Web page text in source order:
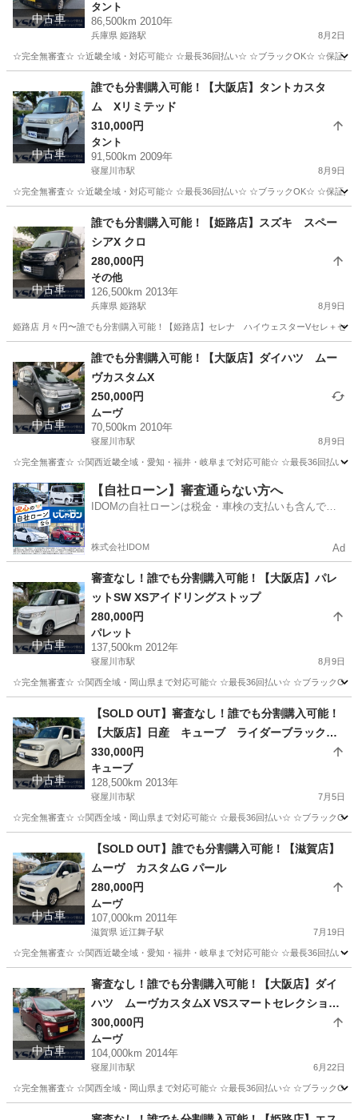
中古車
タント
86,500km 2010年
兵庫県 姫路駅 8月2日
☆完全無審査☆ ☆近畿全域・対応可能☆ ☆最長36回払い☆ ☆ブラックOK☆ ☆保証人
姫路駅 タント 車両
中古車
誰でも分割購入可能！【大阪店】タントカスタ
ム Xリミテッド
310,000円
タント
91,500km 2009年
寝屋川市駅 8月9日
☆完全無審査☆ ☆近畿全域・対応可能☆ ☆最長36回払い☆ ☆ブラックOK☆ ☆保証人
寝屋川市駅 タント 車両
中古車
誰でも分割購入可能！【姫路店】スズキ スペー
シアX クロ
280,000円
その他
126,500km 2013年
兵庫県 姫路駅 8月9日
姫路店 月々円〜誰でも分割購入可能！【姫路店】セレナ ハイウェスターVセレ
姫路駅 その他 車両
中古車
誰でも分割購入可能！【大阪店】ダイハツ ムー
ヴカスタムX
250,000円
ムーヴ
70,500km 2010年
寝屋川市駅 8月9日
☆完全無審査☆ ☆関西近畿全域・愛知・福井・岐阜まで対応可能☆ ☆最長36回払
大阪 寝屋川市 寝屋川市駅 ムーヴ 車両
【自社ローン】審査通らない方へ
IDOMの自社ローンは税金・車検の支払いも含んでい
株式会社IDOM Ad
中古車
審査なし！誰でも分割購入可能！【大阪店】パレ
ットSW XSアイドリングストップ
280,000円
パレット
137,500km 2012年
寝屋川市駅 8月9日
☆完全無審査☆ ☆関西全域・岡山県まで対応可能☆ ☆最長36回払い☆ ☆ブラック
パレット 車両
中古車
【SOLD OUT】審査なし！誰でも分割購入可能！
【大阪店】日産 キューブ ライダーブラックラ
イン
330,000円
キューブ
128,500km 2013年
寝屋川市駅 7月5日
☆完全無審査☆ ☆関西全域・岡山県まで対応可能☆ ☆最長36回払い☆ ☆ブラック
キューブ 車両
中古車
【SOLD OUT】誰でも分割購入可能！【滋賀店】
ムーヴ カスタムG パール
280,000円
ムーヴ
107,000km 2011年
滋賀県 近江舞子駅 7月19日
☆完全無審査☆ ☆関西近畿全域・愛知・福井・岐阜まで対応可能☆ ☆最長36回払
近江舞子駅 ムーヴ 車両
中古車
審査なし！誰でも分割購入可能！【大阪店】ダイ
ハツ ムーヴカスタムX VSスマートセレクション
SA
300,000円
ムーヴ
104,000km 2014年
寝屋川市駅 6月22日
☆完全無審査☆ ☆関西全域・岡山県まで対応可能☆ ☆最長36回払い☆ ☆ブラック
寝屋川市駅 ムーヴ 車両